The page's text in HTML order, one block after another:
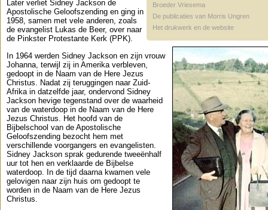
Broeder Vriesema
De publicaties van Morris Ungren
Het drukwerk en de website
Later verliet Sidney Jackson de
Apostolische Geloofszending en ging in
1958, samen met vele anderen, zoals
de evangelist Lukas de Beer, over naar
de Pinkster Protestante Kerk (PPK).
In 1964 werden Sidney Jackson en zijn vrouw
Johanna, terwijl zij in Amerika verbleven,
gedoopt in de Naam van de Here Jezus
Christus. Nadat zij teruggingen naar Zuid-
Afrika in datzelfde jaar, ondervond Sidney
Jackson hevige tegenstand over de waarheid
van de waterdoop in de Naam van de Here
Jezus Christus. Het hoofd van de
Bijbelschool van de Apostolische
Geloofszending bezocht hem met
verschillende voorgangers en evangelisten.
Sidney Jackson sprak gedurende tweeënhalf
uur tot hen en verklaarde de Bijbelse
waterdoop. In de tijd daarna kwamen vele
gelovigen naar zijn huis om gedoopt te
worden in de Naam van de Here Jezus
Christus.